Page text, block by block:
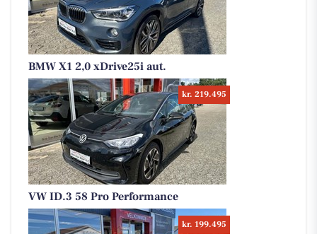
BMW X1 2,0 xDrive25i aut.
kr. 219.495
VW ID.3 58 Pro Performance
kr. 199.495